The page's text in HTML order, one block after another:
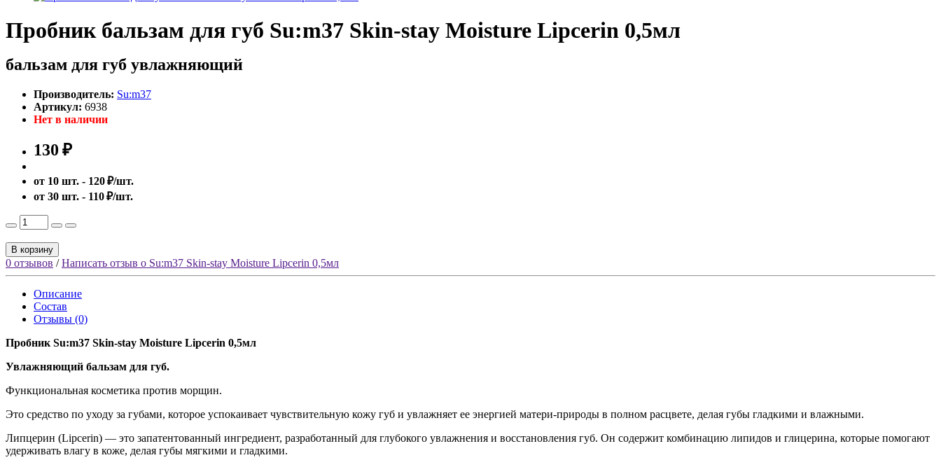
Пробник бальзам для губ Su:m37 Skin-stay Moisture Lipcerin 0,5мл
бальзам для губ увлажняющий
Производитель: Su:m37
Артикул: 6938
Нет в наличии
130 ₽
от 10 шт. - 120 ₽/шт.
от 30 шт. - 110 ₽/шт.
В корзину
0 отзывов /Написать отзыв о Su:m37 Skin-stay Moisture Lipcerin 0,5мл
Описание
Состав
Отзывы (0)
Пробник Su:m37 Skin-stay Moisture Lipcerin 0,5мл
Увлажняющий бальзам для губ.
Функциональная косметика против морщин.
Это средство по уходу за губами, которое успокаивает чувствительную кожу губ и увлажняет ее энергией матери-природы в полном расцвете, делая губы гладкими и влажными.
Липцерин (Lipcerin) — это запатентованный ингредиент, разработанный для глубокого увлажнения и восстановления губ. Он содержит комбинацию липидов и глицерина, которые помогают
удерживать влагу в коже, делая губы мягкими и гладкими.